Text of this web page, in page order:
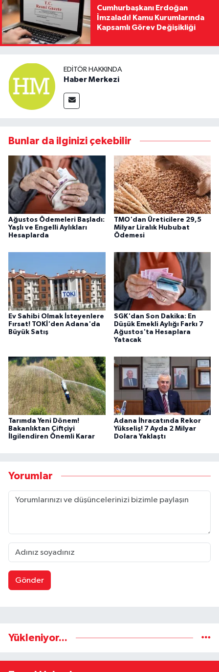
Cumhurbaşkanı Erdoğan
İmzaladı! Kamu Kurumlarında
Kapsamlı Görev Değişikliği
EDITÖR HAKKINDA
Haber Merkezi
Bunlar da ilginizi çekebilir
Ağustos Ödemeleri Başladı:
Yaşlı ve Engelli Aylıkları
Hesaplarda
TMO'dan Üreticilere 29,5
Milyar Liralık Hububat
Ödemesi
Ev Sahibi Olmak İsteyenlere
Fırsat! TOKİ'den Adana'da
Büyük Satış
SGK'dan Son Dakika: En
Düşük Emekli Aylığı Farkı 7
Ağustos'ta Hesaplara
Yatacak
Tarımda Yeni Dönem!
Bakanlıktan Çiftçiyi
İlgilendiren Önemli Karar
Adana İhracatında Rekor
Yükseliş! 7 Ayda 2 Milyar
Dolara Yaklaştı
Yorumlar
Gönder
Yükleniyor...